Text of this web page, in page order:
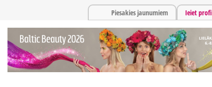
Piesakies jaunumiem Ieiet